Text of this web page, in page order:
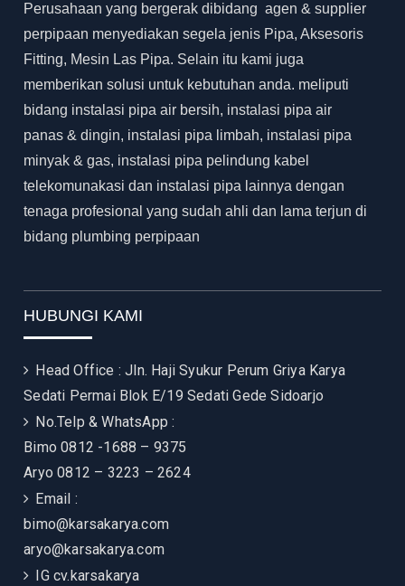
Perusahaan yang bergerak dibidang agen & supplier
perpipaan menyediakan segela jenis Pipa, Aksesoris
Fitting, Mesin Las Pipa. Selain itu kami juga
memberikan solusi untuk kebutuhan anda. meliputi
bidang instalasi pipa air bersih, instalasi pipa air
panas & dingin, instalasi pipa limbah, instalasi pipa
minyak & gas, instalasi pipa pelindung kabel
telekomunakasi dan instalasi pipa lainnya dengan
tenaga profesional yang sudah ahli dan lama terjun di
bidang plumbing perpipaan
HUBUNGI KAMI
Head Office : Jln. Haji Syukur Perum Griya Karya
Sedati Permai Blok E/19 Sedati Gede Sidoarjo
No.Telp & WhatsApp :
Bimo 0812 -1688 – 9375
Aryo 0812 – 3223 – 2624
Email :
bimo@karsakarya.com
aryo@karsakarya.com
IGcv.karsakarya